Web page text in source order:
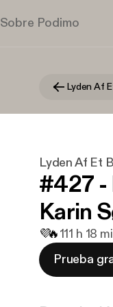
Sobre Podimo
Lyden Af Et
#427 -
Karin
💜🔥111 h 18
Prueba